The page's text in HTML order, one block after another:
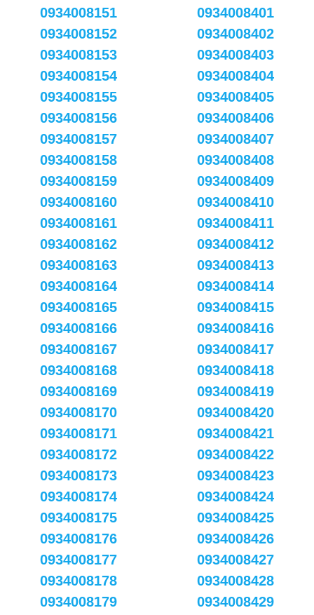
0934008151
0934008152
0934008153
0934008154
0934008155
0934008156
0934008157
0934008158
0934008159
0934008160
0934008161
0934008162
0934008163
0934008164
0934008165
0934008166
0934008167
0934008168
0934008169
0934008170
0934008171
0934008172
0934008173
0934008174
0934008175
0934008176
0934008177
0934008178
0934008179
0934008401
0934008402
0934008403
0934008404
0934008405
0934008406
0934008407
0934008408
0934008409
0934008410
0934008411
0934008412
0934008413
0934008414
0934008415
0934008416
0934008417
0934008418
0934008419
0934008420
0934008421
0934008422
0934008423
0934008424
0934008425
0934008426
0934008427
0934008428
0934008429